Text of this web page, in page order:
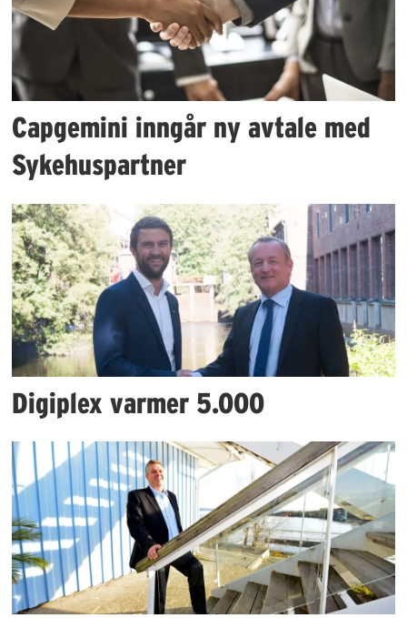
Capgemini inngår ny avtale med
Sykehuspartner
Digiplex varmer 5.000